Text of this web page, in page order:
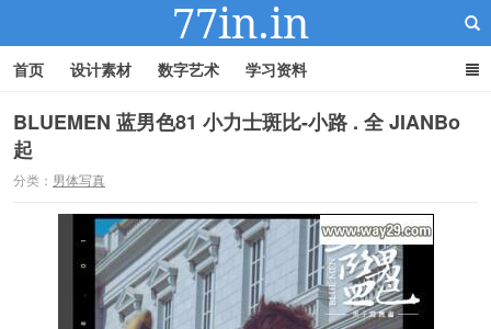
首页 设计素材 数字艺术 学习资料
BLUEMEN 蓝男色81 小力士斑比-小路 . 全 JIANBo
起
分类： 男体写真